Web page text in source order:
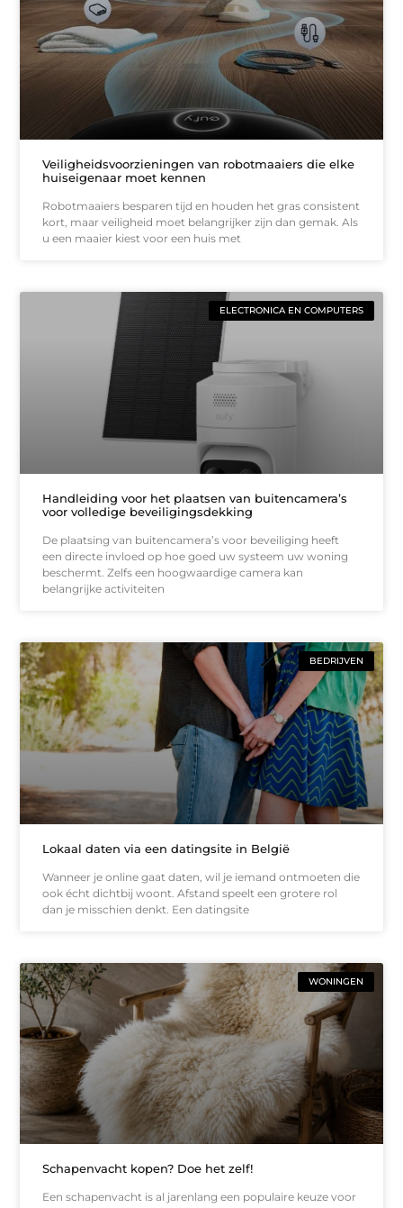
Veiligheidsvoorzieningen van robotmaaiers die elke
huiseigenaar moet kennen
Robotmaaiers besparen tijd en houden het gras consistent
kort, maar veiligheid moet belangrijker zijn dan gemak. Als
u een maaier kiest voor een huis met
ELECTRONICA EN COMPUTERS
Handleiding voor het plaatsen van buitencamera’s
voor volledige beveiligingsdekking
De plaatsing van buitencamera’s voor beveiliging heeft
een directe invloed op hoe goed uw systeem uw woning
beschermt. Zelfs een hoogwaardige camera kan
belangrijke activiteiten
BEDRIJVEN
Lokaal daten via een datingsite in België
Wanneer je online gaat daten, wil je iemand ontmoeten die
ook écht dichtbij woont. Afstand speelt een grotere rol
dan je misschien denkt. Een datingsite
WONINGEN
Schapenvacht kopen? Doe het zelf!
Een schapenvacht is al jarenlang een populaire keuze voor